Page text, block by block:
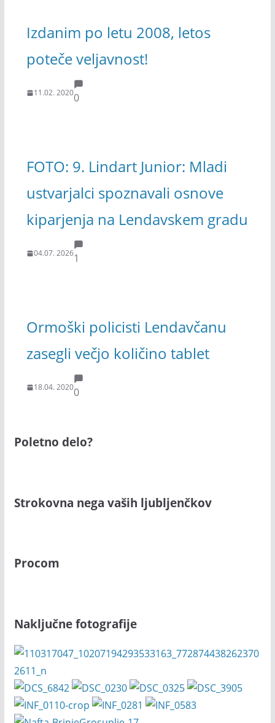
Izdanim po letu 2008, letos
poteče veljavnost!
11.02. 20200
FOTO: 9. Lindart Junior: Mladi
ustvarjalci spoznavali osnove
kiparjenja na Lendavskem gradu
04.07. 20261
Ormoški policisti Lendavčanu
zasegli večjo količino tablet
18.04. 20200
Poletno delo?
Strokovna nega vaših ljubljenčkov
Procom
Naključne fotografije